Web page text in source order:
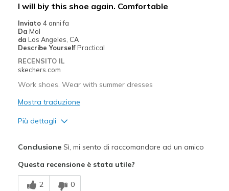
Sizing
View On Shoes
Shoes are for Wearing
I will biy this shoe again. Comfortable
Inviato 4 anni fa
Da Mol
da Los Angeles, CA
Describe Yourself Practical
RECENSITO IL
skechers.com
Work shoes. Wear with summer dresses
Mostra traduzione
Più dettagli
Comfortable
ConclusioneSì, mi sento di raccomandare ad un amico
Questa recensione è stata utile?
2 0